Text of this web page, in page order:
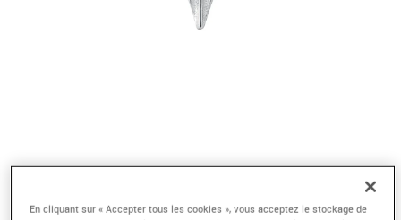
En cliquant sur « Accepter tous les cookies », vous acceptez le stockage de